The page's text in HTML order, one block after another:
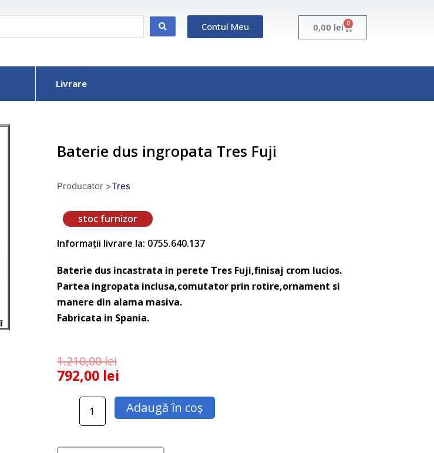
Contul Meu 0,00 lei 0 Cart
Livrare
Baterie dus ingropata Tres Fuji
Producator >Tres
stoc furnizor
Informații livrare la: 0755.640.137
Baterie dus incastrata in perete Tres Fuji,finisaj crom lucios.
Partea ingropata inclusa,comutator prin rotire,ornament si
manere din alama masiva.
Fabricata in Spania.
1.210,00lei
792,00 lei
Cantitate
ingropata
Adaugă în coș